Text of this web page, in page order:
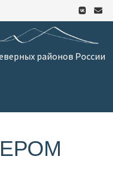
районов России